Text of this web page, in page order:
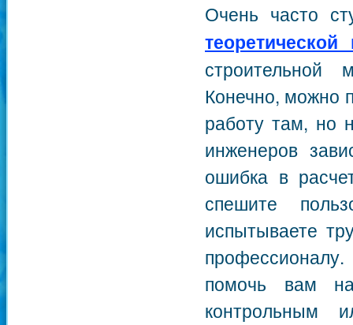
Очень часто
теоретической
строительной
Конечно, можно
работу там, но
инженеров
ошибка в
спешите
испытываете
помочь вам
контрольным